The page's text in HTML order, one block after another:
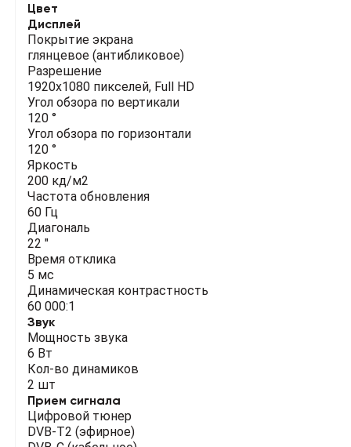
Цвет
Дисплей
Покрытие экрана
глянцевое (антибликовое)
Разрешение
1920x1080 пикселей, Full HD
Угол обзора по вертикали
120 °
Угол обзора по горизонтали
120 °
Яркость
200 кд/м2
Частота обновления
60 Гц
Диагональ
22 "
Время отклика
5 мс
Динамическая контрастность
60 000:1
Звук
Мощность звука
6 Вт
Кол-во динамиков
2 шт
Прием сигнала
Цифровой тюнер
DVB-T2 (эфирное)